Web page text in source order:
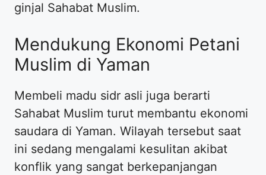
ginjal Sahabat Muslim.
Mendukung Ekonomi Petani
Muslim di Yaman
Membeli madu sidr asli juga berarti
Sahabat Muslim turut membantu ekonomi
saudara di Yaman. Wilayah tersebut saat
ini sedang mengalami kesulitan akibat
konflik yang sangat berkepanjangan